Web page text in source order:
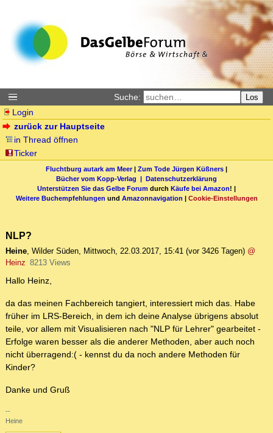
Suche: Los
Login
zurück zur Hauptseite
in Thread öffnen
Ticker
Fluchtburg autark am Meer| Zum Tode Jürgen Küßners |
Bücher vom Kopp-Verlag | Datenschutzerklärung
Unterstützen Sie das Gelbe Forum durch Käufe bei Amazon! |
Weitere Buchempfehlungen und Amazonnavigation | Cookie-Einstellungen
NLP?
Heine, Wilder Süden, Mittwoch, 22.03.2017, 15:41 (vor 3426 Tagen) @
Heinz 8213 Views
Hallo Heinz,
da das meinen Fachbereich tangiert, interessiert mich das. Habe
früher im LRS-Bereich, in dem ich deine Analyse übrigens absolut
teile, vor allem mit Visualisieren nach "NLP für Lehrer" gearbeitet -
Erfolge waren besser als die anderer Methoden, aber auch noch
nicht überragend:( - kennst du da noch andere Methoden für
Kinder?
Danke und Gruß
--
Heine